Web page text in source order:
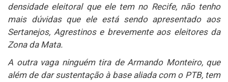
densidade eleitoral que ele tem no Recife, não tenho
mais dúvidas que ele está sendo apresentado aos
Sertanejos, Agrestinos e brevemente aos eleitores da
Zona da Mata.
A outra vaga ninguém tira de Armando Monteiro, que
além de dar sustentação à base aliada com o PTB, tem